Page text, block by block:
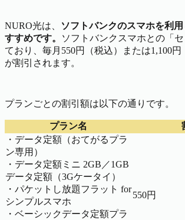
NURO光は、
ソフトバンクのスマホを利
すすめです。
ソフトバンクスマホとの「
ており、毎月550円（税込）または1,100
が割引されます。
プランごとの割引額は以下の通りです。
プラン名
・データ定額（おてがるプラ
ン専用）
・データ定額ミニ 2GB／1GB
データ定額（3Gケータイ）
・パケットし放題フラット for
シンプルスマホ
・ベーシックデータ定額プラ
550円